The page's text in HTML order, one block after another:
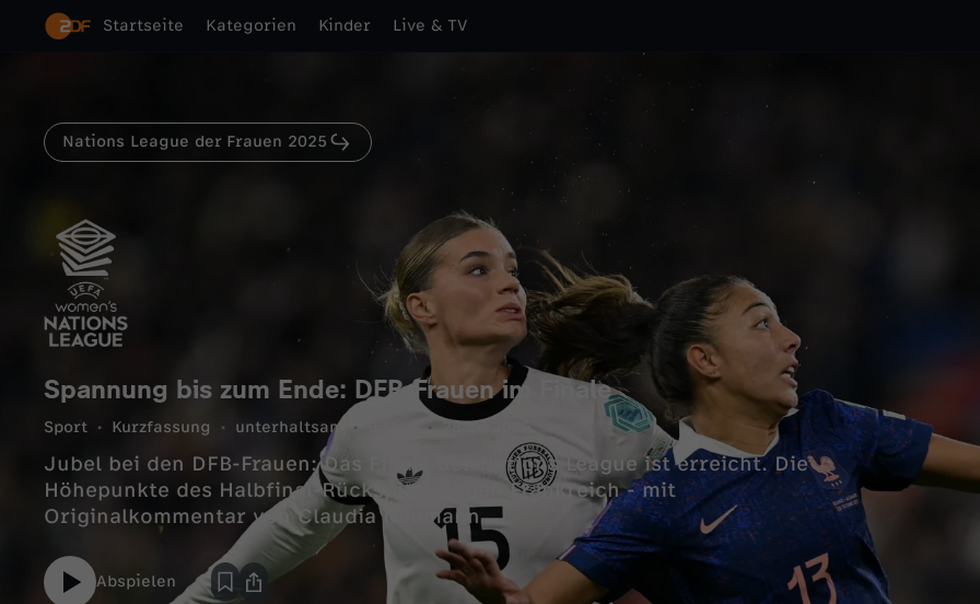
Startseite Kategorien Kinder Live & TV
Nations League der Frauen 2025
Spannung bis zum Ende: DFB-Frauen im Finale
Sport Kurzfassung unterhaltsam 28.10.2025
Jubel bei den DFB-Frauen: Das Finale der Nations League ist erreicht. Die
Höhepunkte des Halbfinal-Rückspiels gegen Frankreich - mit
Originalkommentar von Claudia Neumann.
Abspielen